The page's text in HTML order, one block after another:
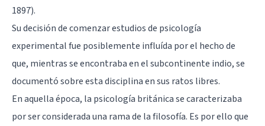
1897).
Su decisión de comenzar estudios de psicología
experimental fue posiblemente influída por el hecho de
que, mientras se encontraba en el subcontinente indio, se
documentó sobre esta disciplina en sus ratos libres.
En aquella época, la psicología británica se caracterizaba
por ser considerada una rama de la filosofía. Es por ello que